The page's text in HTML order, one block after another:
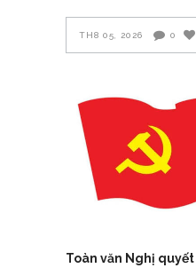
TH8 05, 2026 0
Toàn văn Nghị